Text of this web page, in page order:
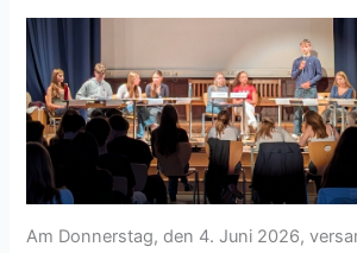
Am Donnerstag, den 4. Juni 2026,